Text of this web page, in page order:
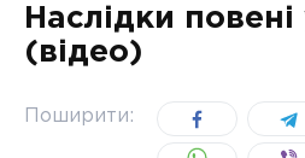
УКРАЇНА
Наслідки повені
(відео)
Поширити: